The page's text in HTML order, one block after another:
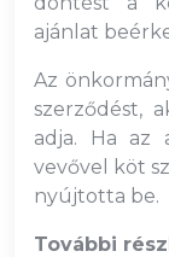
ajánlat
Az
szerződést,
adja. Ha az
vevővel köt
nyújtotta be.
További